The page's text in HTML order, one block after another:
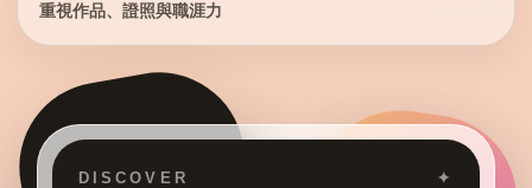
重視作品、證照與職涯力
DISCOVER ✦